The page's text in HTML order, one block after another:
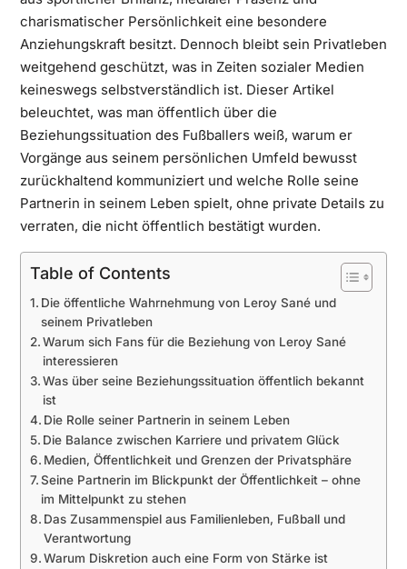
charismatischer Persönlichkeit eine besondere
Anziehungskraft besitzt. Dennoch bleibt sein Privatleben
weitgehend geschützt, was in Zeiten sozialer Medien
keineswegs selbstverständlich ist. Dieser Artikel
beleuchtet, was man öffentlich über die
Beziehungssituation des Fußballers weiß, warum er
Vorgänge aus seinem persönlichen Umfeld bewusst
zurückhaltend kommuniziert und welche Rolle seine
Partnerin in seinem Leben spielt, ohne private Details zu
verraten, die nicht öffentlich bestätigt wurden.
Table of Contents
Die öffentliche Wahrnehmung von Leroy Sané und
seinem Privatleben
Warum sich Fans für die Beziehung von Leroy Sané
interessieren
Was über seine Beziehungssituation öffentlich bekannt
ist
Die Rolle seiner Partnerin in seinem Leben
Die Balance zwischen Karriere und privatem Glück
Medien, Öffentlichkeit und Grenzen der Privatsphäre
Seine Partnerin im Blickpunkt der Öffentlichkeit – ohne
im Mittelpunkt zu stehen
Das Zusammenspiel aus Familienleben, Fußball und
Verantwortung
Warum Diskretion auch eine Form von Stärke ist